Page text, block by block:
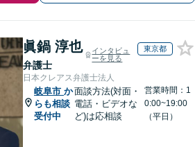
眞鍋 淳也
弁護士
インタビュ
ーを見る
東京都
日本クレアス弁護士法人
岐阜市 か
らも相談
受付中
面談方法(対面・
電話・ビデオな
ど)は応相談
営業時間：1
0:00~19:00
（平日）